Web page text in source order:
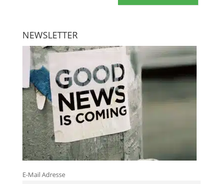
NEWSLETTER
E-Mail Adresse